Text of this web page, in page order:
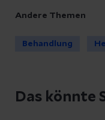
Andere Themen
Behandlung
Das könnte